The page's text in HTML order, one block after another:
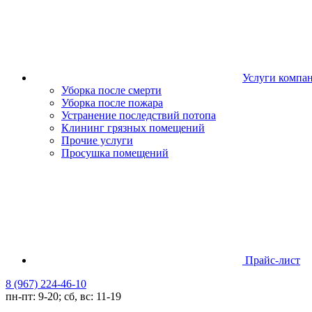
Услуги
Уборка после смерти
Уборка после пожара
Устранение последствий потопа
Клининг грязных помещений
Прочие услуги
Просушка помещений
Прайс-лист
8 (967) 224-46-10
пн-пт: 9-20; сб, вс: 11-19